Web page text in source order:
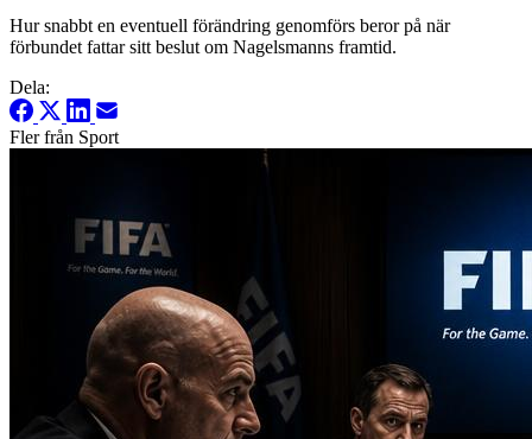
Hur snabbt en eventuell förändring genomförs beror på när
förbundet fattar sitt beslut om Nagelsmanns framtid.
Dela:
Fler från Sport